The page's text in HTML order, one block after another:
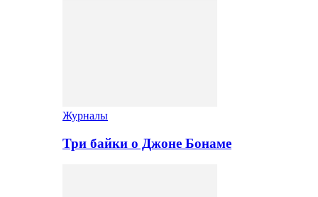
Журналы
Три байки о Джоне Бонаме